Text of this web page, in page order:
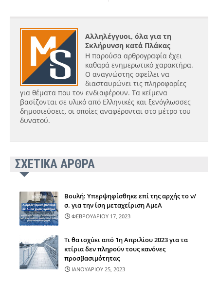
Αλληλέγγυοι, όλα για τη
Σκλήρυνση κατά Πλάκας
Η παρούσα αρθρογραφία έχει
καθαρά ενημερωτικό χαρακτήρα.
Ο αναγνώστης οφείλει να
διασταυρώνει τις πληροφορίες
για θέματα που τον ενδιαφέρουν. Τα κείμενα
βασίζονται σε υλικό από Ελληνικές και ξενόγλωσσες
δημοσιεύσεις, οι οποίες αναφέρονται στο μέτρο του
δυνατού.
ΣΧΕΤΙΚΑ ΑΡΘΡΑ
Βουλή: Υπερψηφίσθηκε επί της αρχής το ν/
σ. για την ίση μεταχείριση ΑμεΑ
ΦΕΒΡΟΥΑΡΙΟΥ 17, 2023
Τι θα ισχύει από 1η Απριλίου 2023 για τα
κτίρια δεν πληρούν τους κανόνες
προσβασιμότητας
ΙΑΝΟΥΑΡΙΟΥ 25, 2023